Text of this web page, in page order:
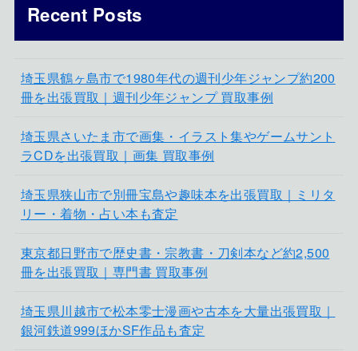
Recent Posts
埼玉県鶴ヶ島市で1980年代の週刊少年ジャンプ約200
冊を出張買取｜週刊少年ジャンプ 買取事例
埼玉県さいたま市で画集・イラスト集やゲームサント
ラCDを出張買取｜画集 買取事例
埼玉県狭山市で別冊宝島や趣味本を出張買取｜ミリタ
リー・着物・占い本も査定
東京都日野市で歴史書・宗教書・刀剣本など約2,500
冊を出張買取｜専門書 買取事例
埼玉県川越市で松本零士漫画や古本を大量出張買取｜
銀河鉄道999ほかSF作品も査定